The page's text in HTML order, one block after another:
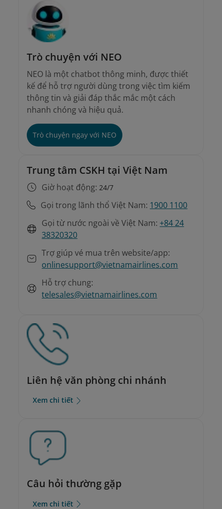
Liên hệ
và (+84 24) 38320320 (cuộc gọi từ nước
ngoài).
Đối với vé mua phòng vé và đại lý
Điều kiện đổi chuyến không tự nguyện
Hướng dẫn đổi chuyến, hoàn vé không tự
nguyện
Trò chuyện với NEO
NEO là một chatbot thông minh, được thiết
kế để hỗ trợ người dùng trong việc tìm kiếm
thông tin và giải đáp thắc mắc một cách
nhanh chóng và hiệu quả.
Trò chuyện ngay với NEO
Trung tâm CSKH tại Việt Nam
Giờ hoạt động:24/7
Gọi trong lãnh thổ Việt Nam: 1900 1100
Gọi từ nước ngoài về Việt Nam: +84 24
38320320
Trợ giúp vé mua trên website/app:
onlinesupport@vietnamairlines.com
Hỗ trợ chung:
telesales@vietnamairlines.com
Liên hệ văn phòng chi nhánh
Xem chi tiết
Câu hỏi thường gặp
Xem chi tiết